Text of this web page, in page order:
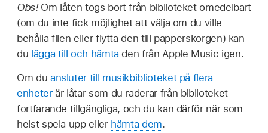
Obs! Om låten togs bort från biblioteket omedelbart
(om du inte fick möjlighet att välja om du ville
behålla filen eller flytta den till papperskorgen) kan
du lägga till och hämta den från Apple Music igen.
Om du ansluter till musikbiblioteket på flera
enheterär låtar som du raderar från biblioteket
fortfarande tillgängliga, och du kan därför när som
helst spela upp eller hämta dem.